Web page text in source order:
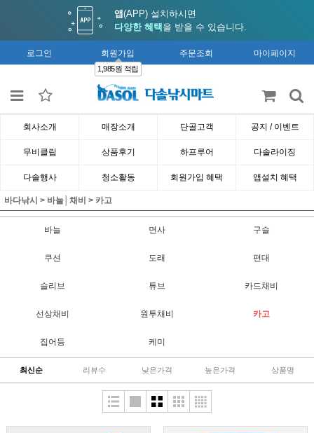
앱(APP) 설치하시면
다양한 혜택 을 받을 수 있습니다.
로그인 회원가입
1,985원 적립
주문조회 마이페이지
회사소개 매장소개 단골고객 공지 / 이벤트
무비클립 상품후기 하프루어 다솔라이징
다솔행사 청소활동 회원가입 혜택 앱설치 혜택
바다낚시 > 바늘│채비 > 카고
바늘 면사 구슬
쿠션 도래 편대
슬리브 튜브 카드채비
선상채비 원투채비 카고
집어등 케미
최신순 리뷰수 낮은가격 높은가격 상품명